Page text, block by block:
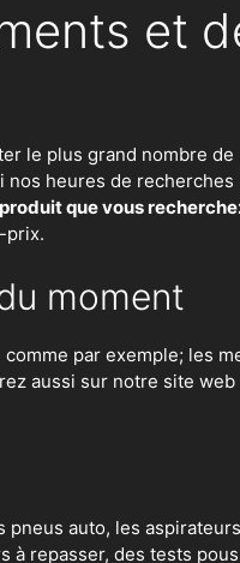
et
le plus grand nombre
heures de
que vous
prix.
moment
par exemple; les
aussi sur notre site
pneus auto, les
à repasser, des tests